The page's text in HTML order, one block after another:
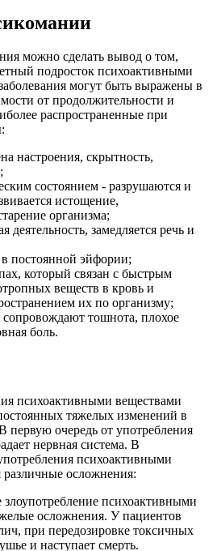
можно сделать вывод о том,
подросток психоактивными
могут быть выражены в
от продолжительности и
распространенные при
настроения, скрытность,
состоянием - разрушаются и
истощение,
организма;
деятельность, замедляется речь и
в постоянной эйфории;
который связан с быстрым
веществ в кровь и
их по организму;
тошнота, плохое
боль.
психоактивными веществами
тяжелых изменений в
первую очередь от употребления
нервная система. В
психоактивными
различные осложнения:
злоупотребление психоактивными
осложнения. У пациентов
при передозировке токсичных
и наступает смерть.